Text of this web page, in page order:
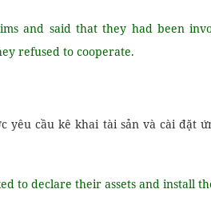
and said that they had been
refused to cooperate.
yêu cầu kê khai tài sản và cài đặt
to declare their assets and install